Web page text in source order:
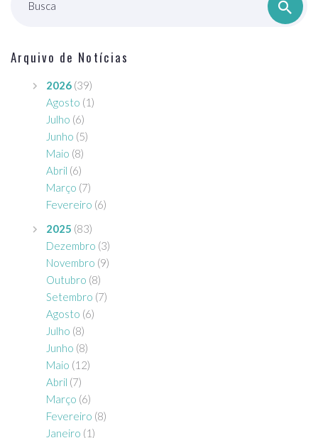
Busca
Arquivo de Notícias
2026 (39)
Agosto (1)
Julho (6)
Junho (5)
Maio (8)
Abril (6)
Março (7)
Fevereiro (6)
2025 (83)
Dezembro (3)
Novembro (9)
Outubro (8)
Setembro (7)
Agosto (6)
Julho (8)
Junho (8)
Maio (12)
Abril (7)
Março (6)
Fevereiro (8)
Janeiro (1)